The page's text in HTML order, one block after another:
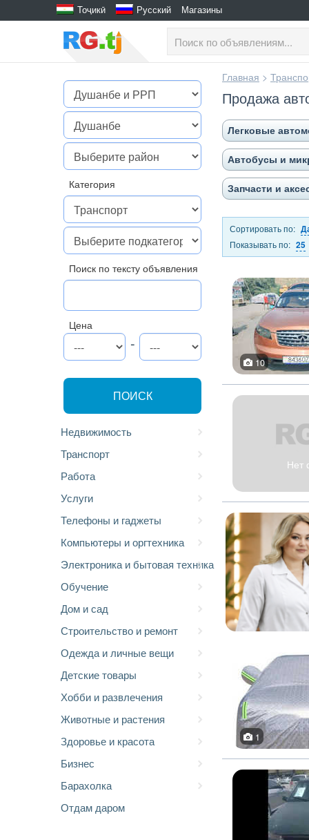
Тоҷикӣ Русский Магазины
Категория
Поиск по тексту объявления
Цена
-
ПОИСК
Недвижимость
Транспорт
Работа
Услуги
Телефоны и гаджеты
Компьютеры и оргтехника
Электроника и бытовая техника
Обучение
Дом и сад
Строительство и ремонт
Одежда и личные вещи
Детские товары
Хобби и развлечения
Животные и растения
Здоровье и красота
Бизнес
Барахолка
Отдам даром
Главная >
Продажа
Легковые
Автобусы и
Запчасти и
Сортировать по:
Показывать по: 25
10
Нет
1